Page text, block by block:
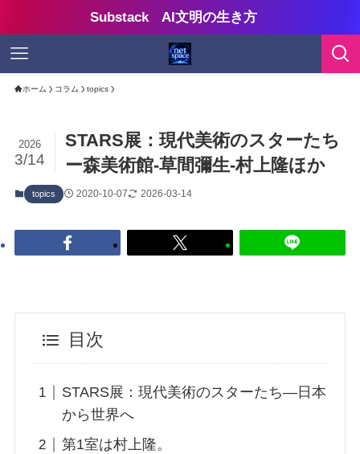
Substack AI文明の生き方
ホーム コラム topics
STARS展：現代美術のスターたち
ー森美術館-草間彌生-村上隆ほか
2026
3/14
topics 2020-10-07 2026-03-14
目次
STARS展：現代美術のスターたち―日本
から世界へ
第1室は村上隆。